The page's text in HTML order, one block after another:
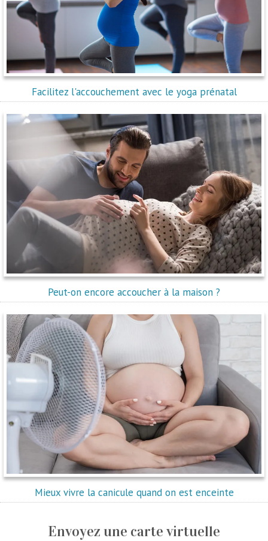
Facilitez l'accouchement avec le yoga prénatal
Peut-on encore accoucher à la maison ?
Mieux vivre la canicule quand on est enceinte
Envoyez une carte virtuelle